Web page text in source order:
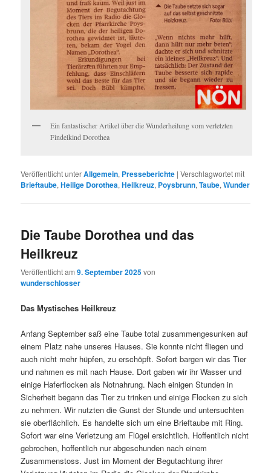
Ein fantastischer Artikel über die Wunderheilung vom verletzten
Findelkind Dorothea
Veröffentlicht unterAllgemein, Presseberichte |Verschlagwortet mit
Brieftaube,Heilige Dorothea,Heilkreuz, Poysbrunn,Taube,Wunder
Die Taube Dorothea und das
Heilkreuz
Veröffentlicht am9. September 2025von
wunderschlosser
Das Mystisches Heilkreuz
Anfang September saß eine Taube total zusammengesunken auf
einem Platz nahe unseres Hauses. Sie konnte nicht fliegen und
auch nicht mehr hüpfen, zu erschöpft. Sofort bargen wir das Tier
und nahmen es mit nach Hause. Dort gaben wir ihr Wasser und
einige Haferflocken als Notnahrung. Nach einigen Stunden in
Sicherheit begann das Tier zu trinken und einige Flocken zu sich
zu nehmen. Wir nutzten die Gunst der Stunde und untersuchten
sie oberflächlich. Es handelte sich um eine Brieftaube mit Ring.
Sofort war eine Verletzung am Flügel ersichtlich. Hoffentlich nicht
gebrochen, hoffentlich nur abgeschunden nach einem
Zusammenstoss. Just im Moment der Begutachtung ihrer